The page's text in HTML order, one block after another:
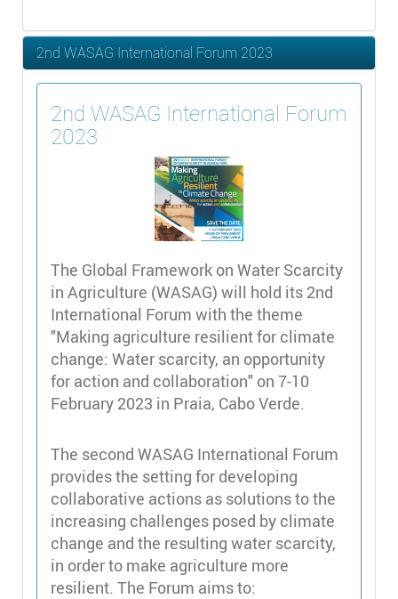
2nd WASAG International Forum 2023
2nd WASAG International Forum
2023
The Global Framework on Water Scarcity
in Agriculture (WASAG) will hold its 2nd
International Forum with the theme
"Making agriculture resilient for climate
change: Water scarcity, an opportunity
for action and collaboration" on 7-10
February 2023 in Praia, Cabo Verde.
The second WASAG International Forum
provides the setting for developing
collaborative actions as solutions to the
increasing challenges posed by climate
change and the resulting water scarcity,
in order to make agriculture more
resilient. The Forum aims to: